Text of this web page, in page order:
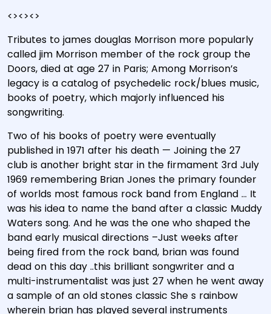
<><><>
Tributes to james douglas Morrison more popularly
called jim Morrison member of the rock group the
Doors, died at age 27 in Paris; Among Morrison’s
legacy is a catalog of psychedelic rock/blues music,
books of poetry, which majorly influenced his
songwriting.
Two of his books of poetry were eventually
published in 1971 after his death — Joining the 27
club is another bright star in the firmament 3rd July
1969 remembering Brian Jones the primary founder
of worlds most famous rock band from England … It
was his idea to name the band after a classic Muddy
Waters song. And he was the one who shaped the
band early musical directions –Just weeks after
being fired from the rock band, brian was found
dead on this day ..this brilliant songwriter and a
multi-instrumentalist was just 27 when he went away
a sample of an old stones classic She s rainbow
wherein brian has played several instruments